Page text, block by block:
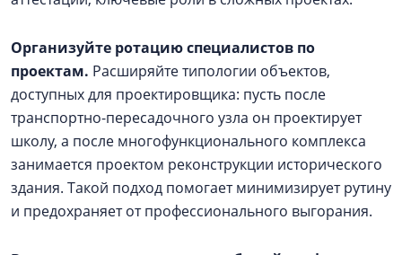
Организуйте ротацию специалистов по
проектам. Расширяйте типологии объектов,
доступных для проектировщика: пусть после
транспортно-пересадочного узла он проектирует
школу, а после многофункционального комплекса
занимается проектом реконструкции исторического
здания. Такой подход помогает минимизирует рутину
и предохраняет от профессионального выгорания.